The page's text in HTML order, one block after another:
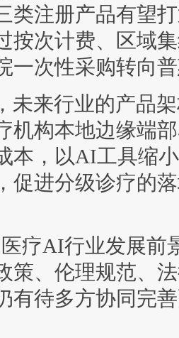
类注册产品有望
按次计费、区域
一次性采购转向
未来行业的产品
机构本地边缘端
本，以AI工具缩
促进分级诊疗的
疗AI行业发展前
策、伦理规范、
有待多方协同完